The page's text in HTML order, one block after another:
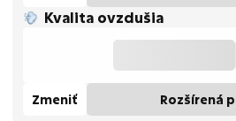
Kvalita ovzdušia
Zmeniť Rozšírená